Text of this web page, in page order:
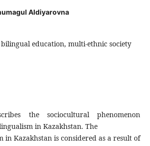
Aldiyarovna
bilingual education, multi-ethnic society
the sociocultural phenomenon
in Kazakhstan. The
in Kazakhstan is considered as a result of